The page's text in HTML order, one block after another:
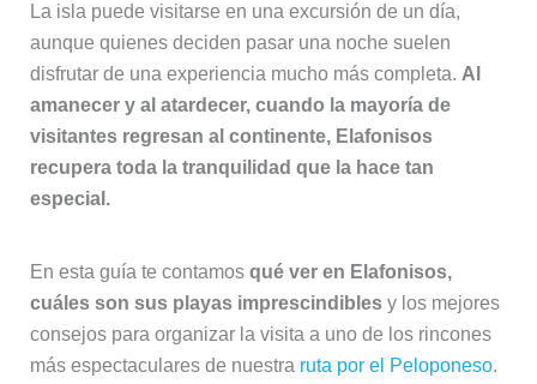
La isla puede visitarse en una excursión de un día,
aunque quienes deciden pasar una noche suelen
disfrutar de una experiencia mucho más completa. Al
amanecer y al atardecer, cuando la mayoría de
visitantes regresan al continente, Elafonisos
recupera toda la tranquilidad que la hace tan
especial.
En esta guía te contamos qué ver en Elafonisos,
cuáles son sus playas imprescindiblesy los mejores
consejos para organizar la visita a uno de los rincones
más espectaculares de nuestra ruta por el Peloponeso.